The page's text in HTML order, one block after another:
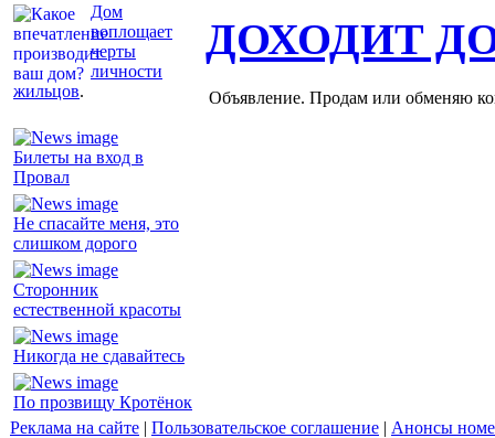
Дом
воплощает
черты
личности
жильцов.
Билеты на вход в
Провал
Не спасайте меня, это
слишком дорого
Сторонник
естественной красоты
Никогда не сдавайтесь
По прозвищу Кротёнок
ДОХОДИТ
Объявление. Продам или обменяю
Реклама на сайте | Пользовательское соглашение | Анонсы